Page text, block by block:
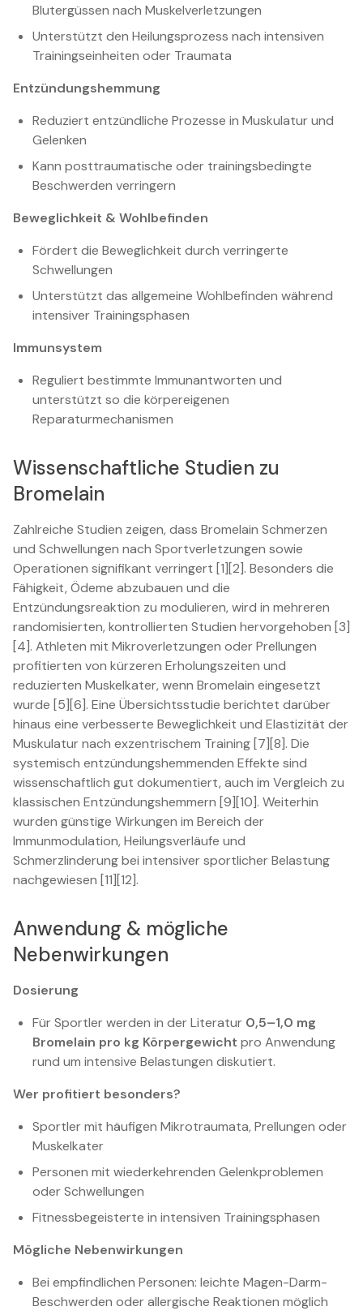
Blutergüssen nach Muskelverletzungen
Unterstützt den Heilungsprozess nach intensiven
Trainingseinheiten oder Traumata
Entzündungshemmung
Reduziert entzündliche Prozesse in Muskulatur und
Gelenken
Kann posttraumatische oder trainingsbedingte
Beschwerden verringern
Beweglichkeit & Wohlbefinden
Fördert die Beweglichkeit durch verringerte
Schwellungen
Unterstützt das allgemeine Wohlbefinden während
intensiver Trainingsphasen
Immunsystem
Reguliert bestimmte Immunantworten und
unterstützt so die körpereigenen
Reparaturmechanismen
Wissenschaftliche Studien zu
Bromelain
Zahlreiche Studien zeigen, dass Bromelain Schmerzen
und Schwellungen nach Sportverletzungen sowie
Operationen signifikant verringert [1][2]. Besonders die
Fähigkeit, Ödeme abzubauen und die
Entzündungsreaktion zu modulieren, wird in mehreren
randomisierten, kontrollierten Studien hervorgehoben [3]
[4]. Athleten mit Mikroverletzungen oder Prellungen
profitierten von kürzeren Erholungszeiten und
reduzierten Muskelkater, wenn Bromelain eingesetzt
wurde [5][6]. Eine Übersichtsstudie berichtet darüber
hinaus eine verbesserte Beweglichkeit und Elastizität der
Muskulatur nach exzentrischem Training [7][8]. Die
systemisch entzündungshemmenden Effekte sind
wissenschaftlich gut dokumentiert, auch im Vergleich zu
klassischen Entzündungshemmern [9][10]. Weiterhin
wurden günstige Wirkungen im Bereich der
Immunmodulation, Heilungsverläufe und
Schmerzlinderung bei intensiver sportlicher Belastung
nachgewiesen [11][12].
Anwendung & mögliche
Nebenwirkungen
Dosierung
Für Sportler werden in der Literatur 0,5–1,0 mg
Bromelain pro kg Körpergewicht pro Anwendung
rund um intensive Belastungen diskutiert.
Wer profitiert besonders?
Sportler mit häufigen Mikrotraumata, Prellungen oder
Muskelkater
Personen mit wiederkehrenden Gelenkproblemen
oder Schwellungen
Fitnessbegeisterte in intensiven Trainingsphasen
Mögliche Nebenwirkungen
Bei empfindlichen Personen: leichte Magen-Darm-
Beschwerden oder allergische Reaktionen möglich